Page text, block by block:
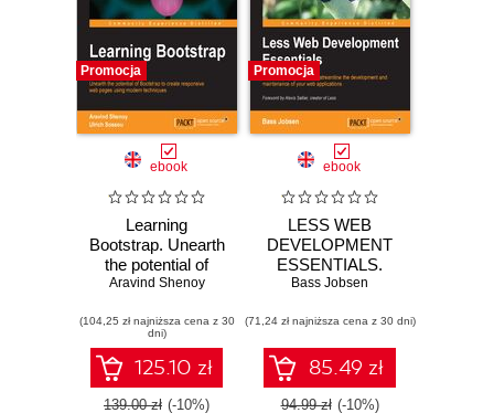
Promocja
ebook
Learning
Bootstrap. Unearth
the potential of
Bootstrap to create
pages using
modern techniques
Aravind Shenoy
(104,25 zł najniższa cena z 30
dni)
125.10 zł
139.00 zł (-10%)
Promocja
ebook
LESS WEB
DEVELOPMENT
ESSENTIALS.
Use CSS
streamline the
development and
maintenance of
your web
applications
Bass Jobsen
(71,24 zł najniższa cena z 30 dni)
85.49 zł
94.99 zł (-10%)